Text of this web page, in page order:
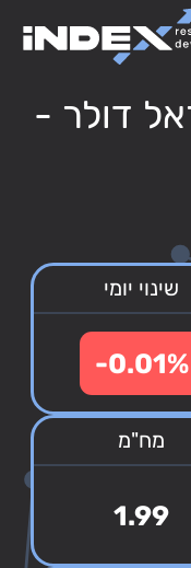
דולר -
שינוי יומי
-0.01%
מח"מ
1.99